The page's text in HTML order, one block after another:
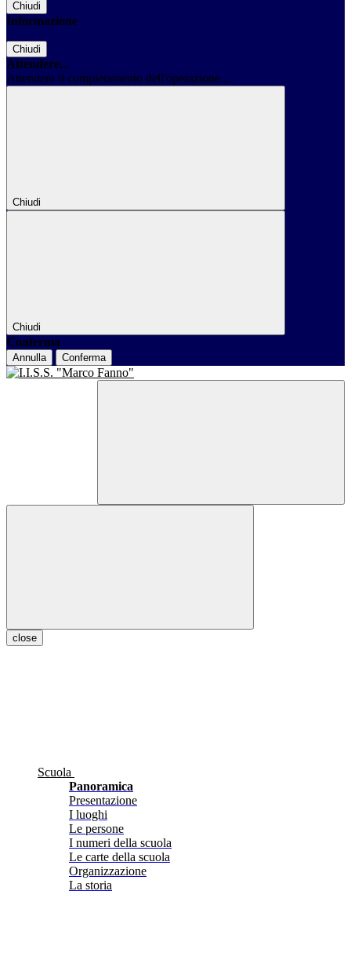
Chiudi
Informazione
Chiudi
Attendere...
Attendere il completamento dell'operazione...
Chiudi
Chiudi
Conferma
Annulla Conferma
close
Scuola
Panoramica
Presentazione
I luoghi
Le persone
I numeri della scuola
Le carte della scuola
Organizzazione
La storia